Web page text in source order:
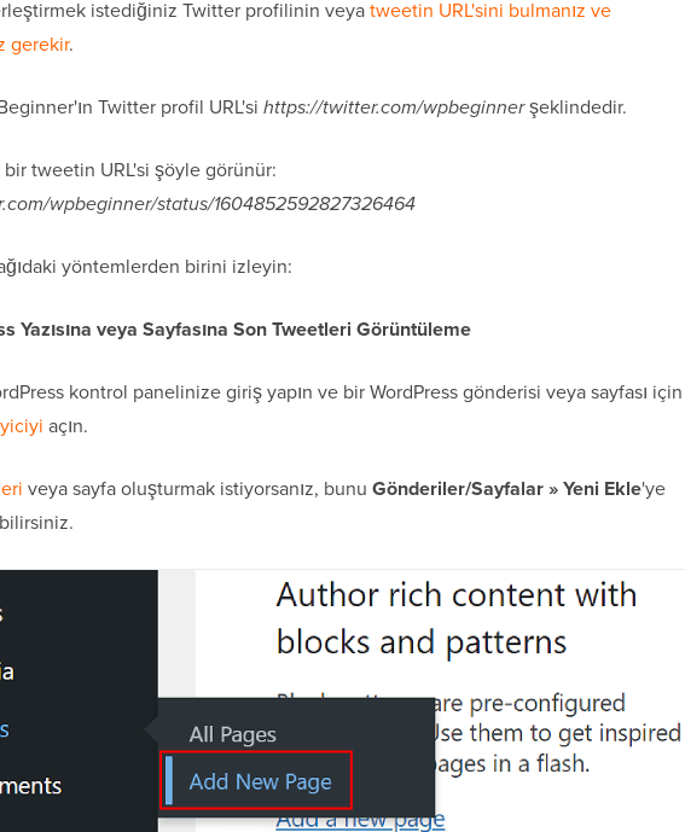
istediğiniz Twitter profilinin veyatweetin URL'sini bulmanız ve
gerekir.
Twitter profil URL'si https://twitter.com/wpbeginnerşeklindedir.
bir tweetin URL'si şöyle görünür:
wpbeginner/status/1604852592827326464
yöntemlerden birini izleyin:
Yazısına veya Sayfasına Son Tweetleri Görüntüleme
kontrol panelinize giriş yapın ve bir WordPress gönderisi veya sayfası için
açın.
veya sayfa oluşturmak istiyorsanız, bunu Gönderiler/Sayfalar » Yeni Ekle'ye